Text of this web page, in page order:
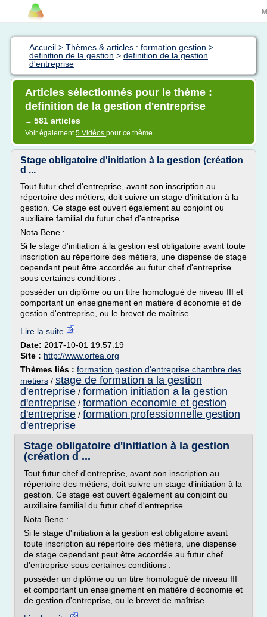
Accueil > Thèmes & articles : formation gestion >
definition de la gestion > definition de la gestion
d'entreprise
Articles sélectionnés pour le thème :
definition de la gestion d'entreprise
→ 581 articles
Voir également5 Vidéos pour ce thème
Stage obligatoire d'initiation à la gestion (création
d ...
Tout futur chef d'entreprise, avant son inscription au
répertoire des métiers, doit suivre un stage d'initiation à la
gestion. Ce stage est ouvert également au conjoint ou
auxiliaire familial du futur chef d'entreprise.
Nota Bene :
Si le stage d'initiation à la gestion est obligatoire avant toute
inscription au répertoire des métiers, une dispense de stage
cependant peut être accordée au futur chef d'entreprise
sous certaines conditions :
posséder un diplôme ou un titre homologué de niveau III et
comportant un enseignement en matière d'économie et de
gestion d'entreprise, ou le brevet de maîtrise...
Lire la suite
Date: 2017-10-01 19:57:19
Site : http://www.orfea.org
Thèmes liés : formation gestion d'entreprise chambre des
metiers / stage de formation a la gestion
d'entreprise / formation initiation a la gestion
d'entreprise / formation economie et gestion
d'entreprise / formation professionnelle gestion
d'entreprise
Stage obligatoire d'initiation à la gestion
(création d ...
Tout futur chef d'entreprise, avant son inscription au
répertoire des métiers, doit suivre un stage d'initiation à la
gestion. Ce stage est ouvert également au conjoint ou
auxiliaire familial du futur chef d'entreprise.
Nota Bene :
Si le stage d'initiation à la gestion est obligatoire avant
toute inscription au répertoire des métiers, une dispense
de stage cependant peut être accordée au futur chef
d'entreprise sous certaines conditions :
posséder un diplôme ou un titre homologué de niveau III
et comportant un enseignement en matière d'économie et
de gestion d'entreprise, ou le brevet de maîtrise...